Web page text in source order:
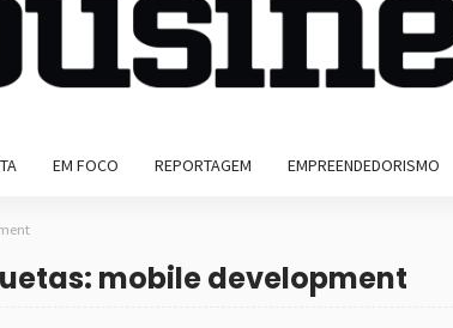
EM FOCO REPORTAGEM EMPREENDEDORISMO
mobile development